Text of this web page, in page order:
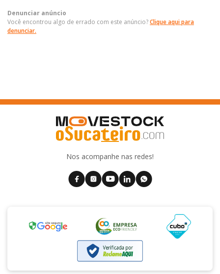
Denunciar anúncio
Você encontrou algo de errado com este anúncio?Clique aqui para
denunciar.
Nos acompanhe nas redes!